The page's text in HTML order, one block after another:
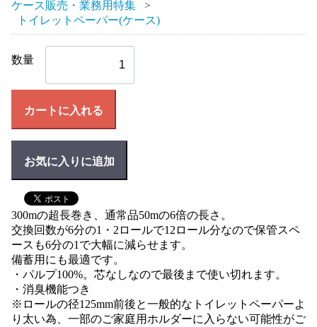
ケース販売・業務用特集
トイレットペーパー(ケース)
数量
カートに入れる
お気に入りに追加
300mの超長巻き、通常品50mの6倍の長さ。
交換回数が6分の1・2ロールで12ロール分なので保管スペ
ースも6分の1で大幅に減らせます。
備蓄用にも最適です。
・パルプ100%。芯なしなので最後まで使い切れます。
・消臭機能つき
※ロールの径125mm前後と一般的なトイレットペーパーよ
り太い為、一部のご家庭用ホルダーに入らない可能性がご